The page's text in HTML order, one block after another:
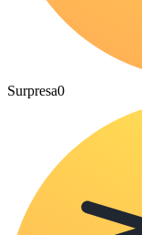
Surpresa0